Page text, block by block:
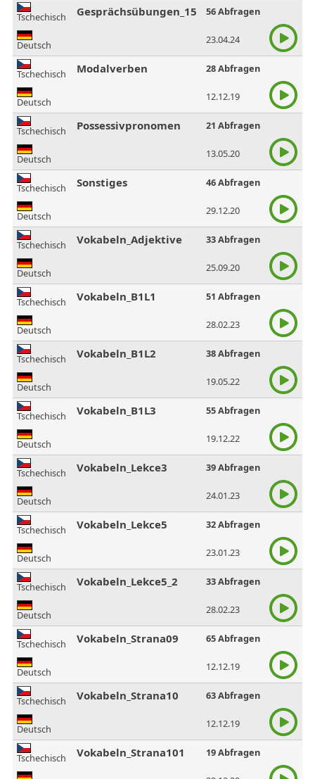
Tschechisch Gesprächsübungen_15 56 Abfragen
Deutsch 23.04.24
Tschechisch Modalverben 28 Abfragen
Deutsch 12.12.19
Tschechisch Possessivpronomen 21 Abfragen
Deutsch 13.05.20
Tschechisch Sonstiges 46 Abfragen
Deutsch 29.12.20
Tschechisch Vokabeln_Adjektive 33 Abfragen
Deutsch 25.09.20
Tschechisch Vokabeln_B1L1 51 Abfragen
Deutsch 28.02.23
Tschechisch Vokabeln_B1L2 38 Abfragen
Deutsch 19.05.22
Tschechisch Vokabeln_B1L3 55 Abfragen
Deutsch 19.12.22
Tschechisch Vokabeln_Lekce3 39 Abfragen
Deutsch 24.01.23
Tschechisch Vokabeln_Lekce5 32 Abfragen
Deutsch 23.01.23
Tschechisch Vokabeln_Lekce5_2 33 Abfragen
Deutsch 28.02.23
Tschechisch Vokabeln_Strana09 65 Abfragen
Deutsch 12.12.19
Tschechisch Vokabeln_Strana10 63 Abfragen
Deutsch 12.12.19
Tschechisch Vokabeln_Strana101 19 Abfragen